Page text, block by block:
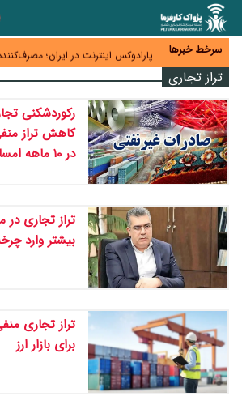
سرخط خبرها
زائران اربعین نگران ارز باقی‌مانده
پارادوکس اینترنت در ایران؛
شبکه کمتر توسعه می‌یابد
معمای تأمین ۸۰ همت معوقات
وارد میدان شد
تراز تجاری
رکوردشکنی
کاهش تراز
در ۱۰ ماهه امسال
تراز تجاری در
بیشتر وارد
تراز تجاری
برای بازار ارز